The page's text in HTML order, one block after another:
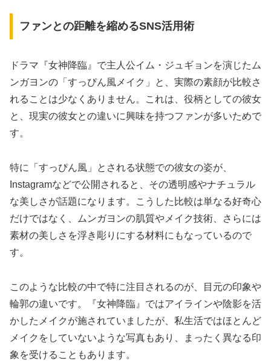
ファンとの距離を縮めるSNS活用術
ドラマ『女神降臨』で主人公イム・ジュギョンを演じたム
ンガヨンの「すっぴん風メイク」と、実際の素顔が比較さ
れることは少なくありません。これは、役柄としての彼女
と、現実の彼女との違いに興味を持つファンが多いためで
す。
特に「すっぴん風」とされる状態での彼女の姿が、
Instagramなどで公開されると、その透明感やナチュラル
な美しさが話題になります。こうした比較は単なる好奇心
だけではなく、ムンガヨンの肌質やメイク技術、さらには
素材の美しさを浮き彫りにする材料にもなっているので
す。
このような比較の中で特に注目されるのが、目元の印象や
輪郭の違いです。『女神降臨』ではアイラインや陰影を活
かしたメイクが施されていましたが、私生活ではほとんど
メイクをしていないような写真もあり、まったく異なる印
象を受けることもあります。